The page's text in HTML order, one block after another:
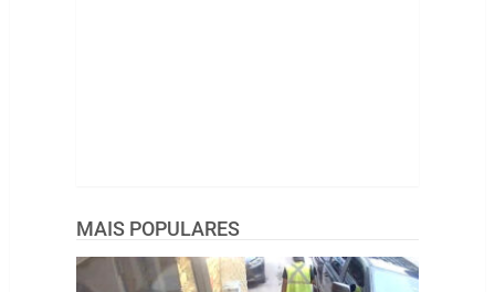
MAIS POPULARES